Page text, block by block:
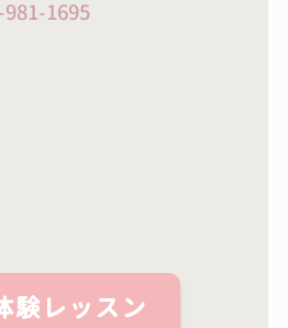
981-1695
験レッスン